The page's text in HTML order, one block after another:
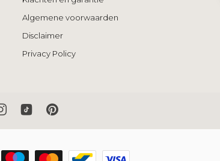
Algemene voorwaarden
Disclaimer
Privacy Policy